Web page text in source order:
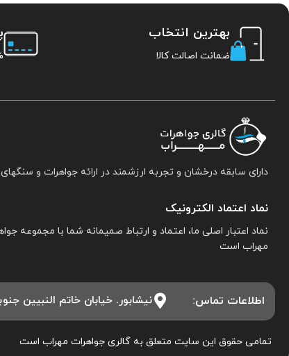
بهترین انتخاب
ضمانت اصالت کالا
دارای سابقه درخشان و تجربه ارزشمند در ارائه جواهرات و
نماد اعتماد الکترونیک
نماد اعتبار اصلی ما، اعتماد و ارتباط صمیمانه شما با مجموعه
مهراب است
اطلاعات تماس: نیشابور. خیابان خاتم النبیین جنوبی. پلاک ۱۵.
تمامی حقوق این سایت متعلق به گالری جواهرات مهراب است